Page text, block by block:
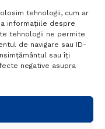
tehnologii, cum ar
informațiile despre
tehnologii ne permite
de navigare sau ID-
sau îți
negative asupra
194